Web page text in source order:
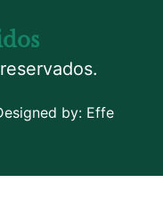
by: Effe